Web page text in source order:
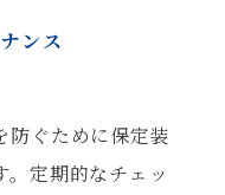
ンス
防ぐために保定装
定期的なチェッ